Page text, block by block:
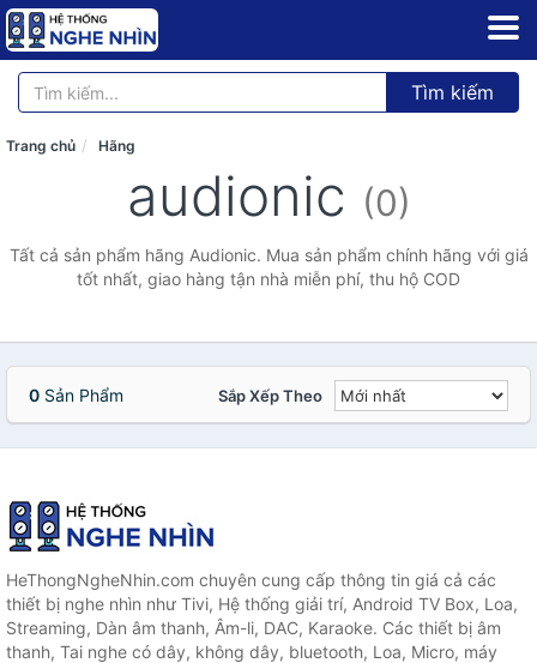
Tìm kiếm
Trang chủ Hãng
audionic (0)
Tất cả sản phẩm hãng Audionic. Mua sản phẩm chính hãng với giá
tốt nhất, giao hàng tận nhà miễn phí, thu hộ COD
0 Sản Phẩm Sắp Xếp Theo
HeThongNgheNhin.com chuyên cung cấp thông tin giá cả các
thiết bị nghe nhìn như Tivi, Hệ thống giải trí, Android TV Box, Loa,
Streaming, Dàn âm thanh, Âm-li, DAC, Karaoke. Các thiết bị âm
thanh, Tai nghe có dây, không dây, bluetooth, Loa, Micro, máy